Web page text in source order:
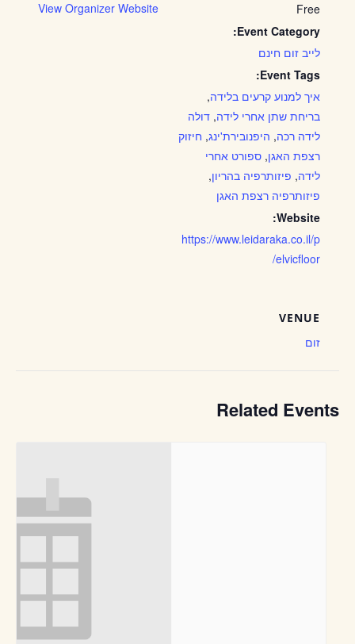
Free
Event Category:
לייב זום חינם
Event Tags:
איך למנוע קרעים בלידה,
בריחת שתן אחרי לידה, דולה
לידה רכה, היפנובירת'ינג, חיזוק
רצפת האגן, ספורט אחרי
לידה, פיזותרפיה בהריון,
פיזותרפיה רצפת האגן
Website:
https://www.leidaraka.co.il/p
elvicfloor/
View Organizer Website
VENUE
זום
Related Events